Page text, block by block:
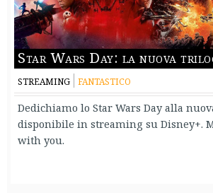
Star Wars Day: la nuova
STREAMING FANTASTICO
Dedichiamo lo Star Wars Day alla
disponibile in streaming su Disney+.
with you.